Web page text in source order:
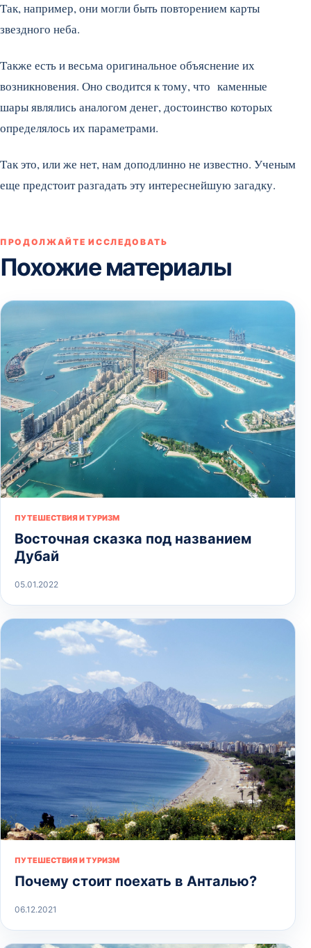
Так, например, они могли быть повторением карты
звездного неба.
Также есть и весьма оригинальное объяснение их
возникновения. Оно сводится к тому, что каменные
шары являлись аналогом денег, достоинство которых
определялось их параметрами.
Так это, или же нет, нам доподлинно не известно. Ученым
еще предстоит разгадать эту интереснейшую загадку.
ПРОДОЛЖАЙТЕ ИССЛЕДОВАТЬ
Похожие материалы
ПУТЕШЕСТВИЯ И ТУРИЗМ
Восточная сказка под названием
Дубай
05.01.2022
ПУТЕШЕСТВИЯ И ТУРИЗМ
Почему стоит поехать в Анталью?
06.12.2021